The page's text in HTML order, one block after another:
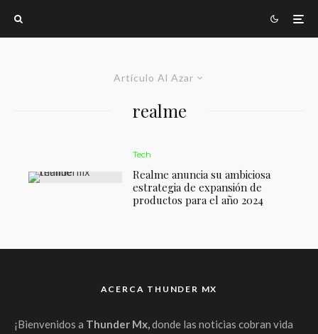
Artículo Al Azar
realme
Tech
Realme anuncia su ambiciosa
estrategia de expansión de
productos para el año 2024
ACERCA THUNDER MX
¡Bienvenidos a Thunder Mx,donde las noticias cobran vida